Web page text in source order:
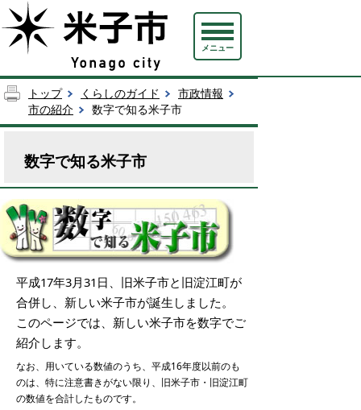
メニュー
トップ くらしのガイド
市政情報
市の紹介
数字で知る米子市
数字で知る米子市
平成17年3月31日、旧米子市と旧淀江町が
合併し、新しい米子市が誕生しました。
このページでは、新しい米子市を数字でご
紹介します。
なお、用いている数値のうち、平成16年度以前のも
のは、特に注意書きがない限り、旧米子市・旧淀江町
の数値を合計したものです。